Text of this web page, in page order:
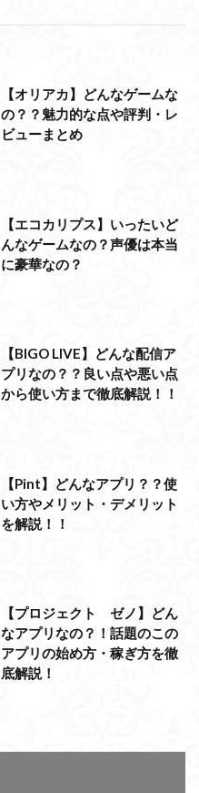
【オリアカ】どんなゲームな
の？？魅力的な点や評判・レ
ビューまとめ
【エコカリプス】いったいど
んなゲームなの？声優は本当
に豪華なの？
【BIGO LIVE】どんな配信ア
プリなの？？良い点や悪い点
から使い方まで徹底解説！！
【Pint】どんなアプリ？？使
い方やメリット・デメリット
を解説！！
【プロジェクト ゼノ】どん
なアプリなの？！話題のこの
アプリの始め方・稼ぎ方を徹
底解説！